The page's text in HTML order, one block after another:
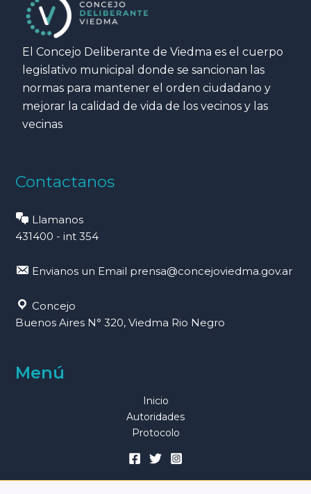
El Concejo Deliberante de Viedma es el cuerpo
legislativo municipal donde se sancionan las
normas para mantener el orden ciudadano y
mejorar la calidad de vida de los vecinos y las
vecinas
Contactanos
Llamanos
431400 - int 354
Envianos un Email prensa@concejoviedma.gov.ar
Concejo
Buenos Aires N° 320, Viedma Rio Negro
Menú
Inicio
Autoridades
Protocolo